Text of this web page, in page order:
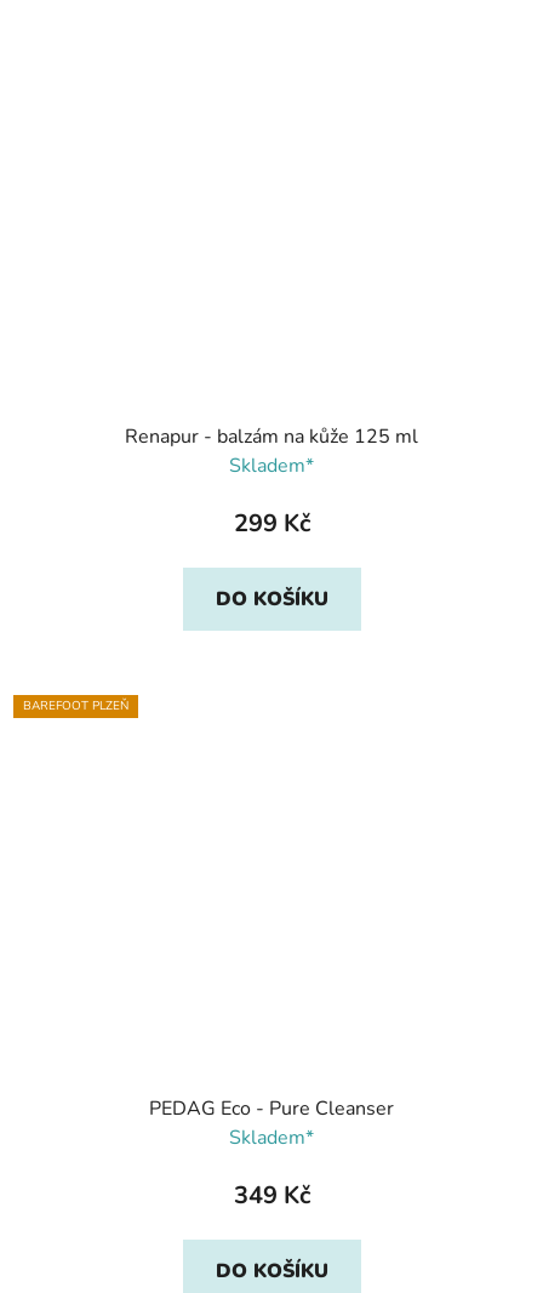
Renapur - balzám na kůže 125 ml
Skladem*
299 Kč
DO KOŠÍKU
BAREFOOT PLZEŇ
PEDAG Eco - Pure Cleanser
Skladem*
349 Kč
DO KOŠÍKU